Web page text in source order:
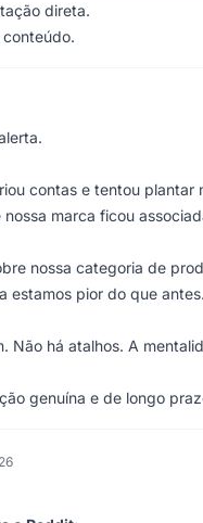
direta.
contas e tentou
marca ficou
nossa categoria de
estamos pior do que antes.
Não há atalhos. A
genuína e de longo